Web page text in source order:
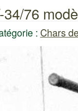
34/76
: Chars